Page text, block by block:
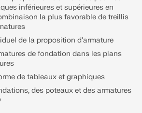
inférieures et supérieures en
la plus favorable de treillis
de la proposition d'armature
de fondation dans les plans
de tableaux et graphiques
des poteaux et des armatures